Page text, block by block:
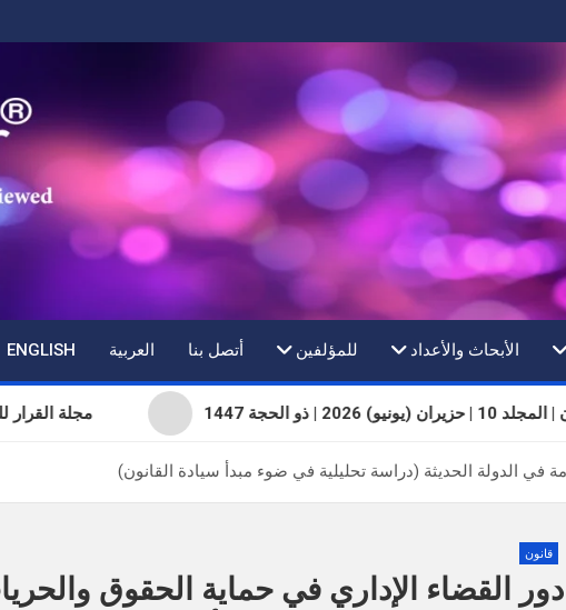
الأبحاث والأعداد للمؤلفين أتصل بنا العربية ENGLISH
(يونيو) 2026 | ذو الحجة 1447
في الدولة الحديثة (دراسة تحليلية في ضوء مبدأ سيادة القانون)
قانون
دور القضاء الإداري في حماية الحقوق